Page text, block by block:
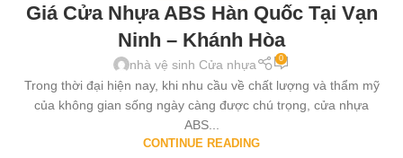
Giá Cửa Nhựa ABS Hàn Quốc Tại Vạn
Ninh – Khánh Hòa
nhà vệ sinh Cửa nhựa 0
Trong thời đại hiện nay, khi nhu cầu về chất lượng và thẩm mỹ
của không gian sống ngày càng được chú trọng, cửa nhựa
ABS...
CONTINUE READING